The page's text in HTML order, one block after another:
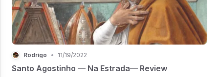
Rodrigo • 11/19/2022
Santo Agostinho — Na Estrada— Review